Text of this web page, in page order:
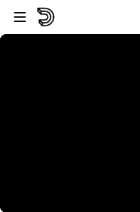
Pular para o player
Ir para o conteúdo principal